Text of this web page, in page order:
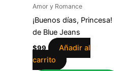
Amor y Romance
¡Buenos días, Princesa!
de Blue Jeans
$99
Añadir al
carrito